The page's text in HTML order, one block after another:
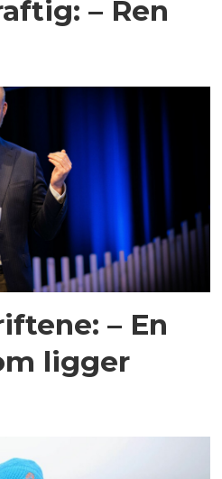
– Ren
– En
ligger